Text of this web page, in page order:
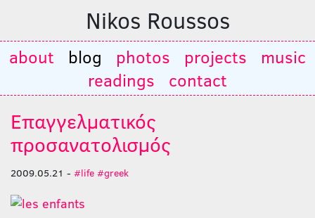
Nikos Roussos
about blog photos projects
music
readings
contact
Eπαγγελματικός
προσανατολισμός
2009.05.21 - #life #greek